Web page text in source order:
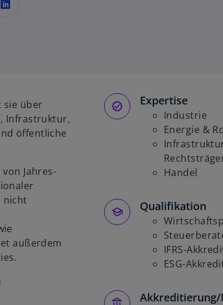
über
Infrastruktur,
öffentliche
Jahres-
nicht
außerdem
Expertise
Industrie
Energie &
Handel
Qualifikation
IFRS-
ESG-